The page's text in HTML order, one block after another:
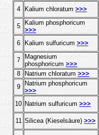
4 Kalium chloratum >>>
5
Kalium phosphoricum
>>>
6
Kalium sulfuricum >>>
7
Magnesium
phosphoricum >>>
8
Natrium chloratum >>>
9
Natrium phosphoricum
>>>
10 Natrium sulfuricum >>>
11 Silicea (Kieselsäure) >>>